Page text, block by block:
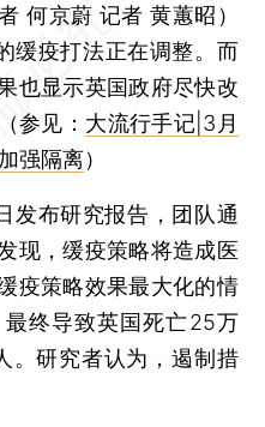
何京蔚 记者 黄蕙昭）
缓疫打法正在调整。而
也显示英国政府尽快改
参见： 大流行手记|3月
强隔离）
布研究报告，团队通
现，缓疫策略将造成医
疫策略效果最大化的情
终导致英国死亡25万
。研究者认为，遏制措